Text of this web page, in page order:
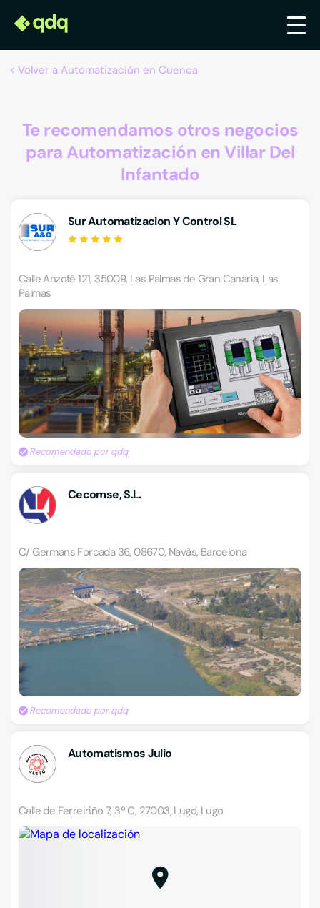
Volver a Automatización en Cuenca
Te recomendamos otros negocios
para Automatización en Villar Del
Infantado
Sur Automatizacion Y Control SL
Calle Anzofé 121, 35009, Las Palmas de Gran Canaria, Las
Palmas
Recomendado por qdq
Cecomse, S.L.
C/ Germans Forcada 36, 08670, Navàs, Barcelona
Recomendado por qdq
Automatismos Julio
Calle de Ferreiriño 7, 3º C, 27003, Lugo, Lugo